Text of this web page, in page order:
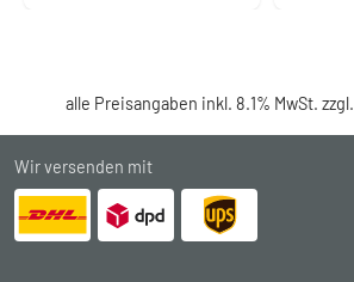
alle Preisangaben inkl. 8.1% MwSt. zzgl.
Wir versenden mit